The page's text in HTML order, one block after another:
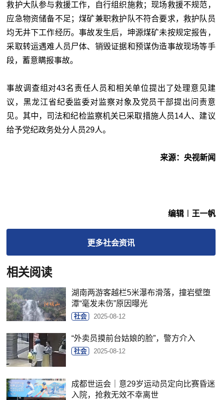
救护大队参与救援工作，自行组织施救；现场救援不规范，
应急物资储备不足；煤矿兼职救护队不符合要求，救护队员
均无井下工作经历。事故发生后，坤源煤矿未按规定报告，
采取转运遇难人员尸体、销毁证据和预谋伪造事故现场等手
段，蓄意瞒报事故。
事故调查组对43名责任人员和相关单位提出了处理意见建
议，黑龙江省纪委监委对监察对象及党员干部提出问责意
见。其中，司法和纪检监察机关已采取措施人员14人、建议
给予党纪政务处分人员29人。
来源：央视新闻
编辑︱王一帆
更多社会资讯
相关阅读
湖南两游客越栏5米瀑布滑落，撞岩壁堕
潭“毫发未伤”原因曝光
社会 2025-08-12
“外卖员摸前台姑娘的脸”，警方介入
社会 2025-08-12
成都世运会｜意29岁运动员定向比赛昏迷
入院，抢救无效不幸离世